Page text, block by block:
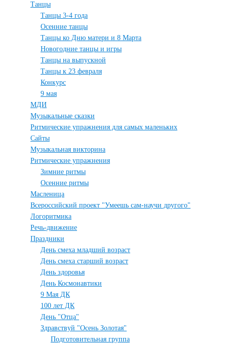
Танцы
Танцы 3-4 года
Осенние танцы
Танцы ко Дню матери и 8 Марта
Новогодние танцы и игры
Танцы на выпускной
Танцы к 23 февраля
Конкурс
9 мая
МДИ
Музыкальные сказки
Ритмические упражнения для самых маленьких
Сайты
Музыкальная викторина
Ритмические упражнения
Зимние ритмы
Осенние ритмы
Масленица
Всероссийский проект "Умеешь сам-научи другого"
Логоритмика
Речь-движение
Праздники
День смеха младший возраст
День смеха старший возраст
День здоровья
День Космонавтики
9 Мая ДК
100 лет ДК
День "Отца"
Здравствуй "Осень Золотая"
Подготовительная группа